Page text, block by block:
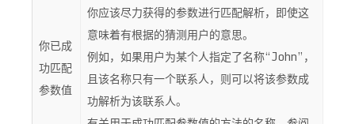
你已成
功匹配
参数值
你应该尽力获得的参数进行匹配解析，即使这
意味着有根据的猜测用户的意思。
例如，如果用户为某个人指定了名称“John”，
且该名称只有一个联系人，则可以将该参数成
功解析为该联系人。